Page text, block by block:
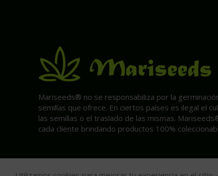
Mariseeds® no se responsabiliza por la
semillas que ofrece. En ciertos países es ilegal el
las semillas o el traslado de las mismas.
cada cliente brindando productos 100%